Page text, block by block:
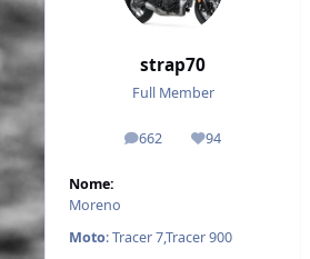
strap70
Full Member
662
messaggi94
Reputazione
Nome:
Moreno
Moto: Tracer 7,Tracer 900